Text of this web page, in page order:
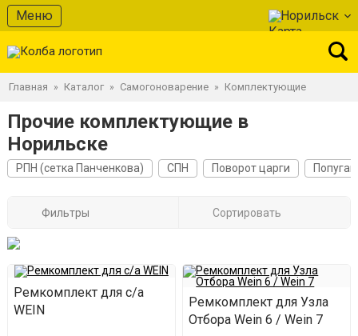
Меню Норильск
Главная » Каталог » Самогоноварение » Комплектующие
Прочие комплектующие в
Норильске
РПН (сетка Панченкова) СПН Поворот царги Попугай
Фильтры Сортировать
Ремкомплект для с/а
WEIN
Ремкомплект для Узла
Отбора Wein 6 / Wein 7